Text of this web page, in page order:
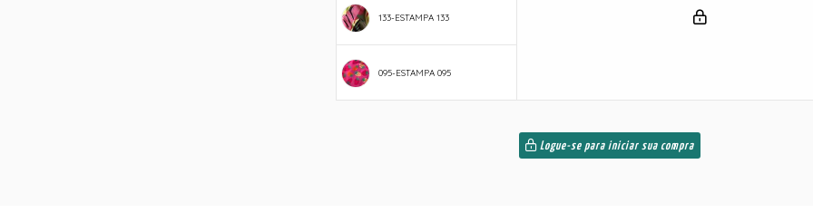
133-ESTAMPA 133
095-ESTAMPA 095
Logue-se para iniciar sua compra